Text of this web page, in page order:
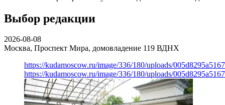
Выбор редакции
2026-08-08
Москва, Проспект Мира, домовладение 119 ВДНХ
https://kudamoscow.ru/image/336/180/uploads/
https://kudamoscow.ru/image/336/180/uploads/